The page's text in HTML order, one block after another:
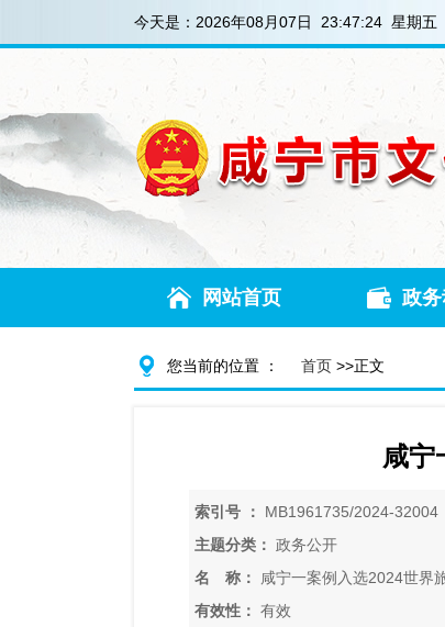
今天是： 2026年08月07日 23:47:26 星期五
网站首页 政
您当前的位置 ： 首页 >>正文
咸宁
索引号 ： MB1961735/2024-32004
主题分类： 政务公开
名 称：
咸宁一案例入选2024世
有效性： 有效